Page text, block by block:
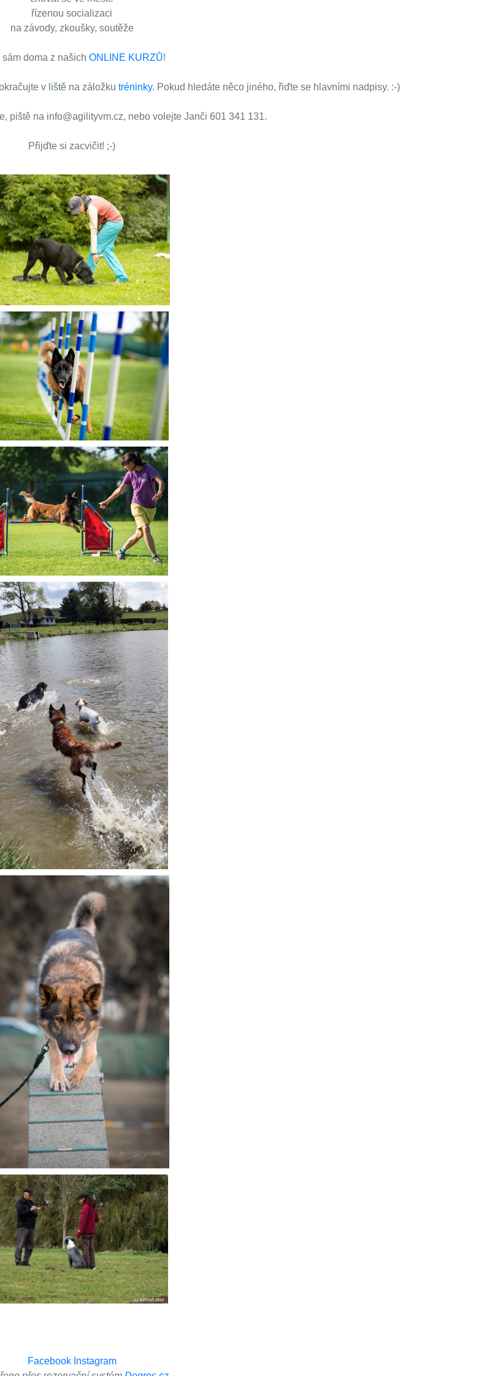
řízenou socializaci
na závody, zkoušky, soutěže
sám doma z našich ONLINE KURZŮ!
v liště na záložku tréninky. Pokud hledáte něco jiného, řiďte se hlavními nadpisy. :-)
piště na info@agilityvm.cz, nebo volejte Janči 601 341 131.
Přijďte si zacvičit! ;-)
Facebook Instagram